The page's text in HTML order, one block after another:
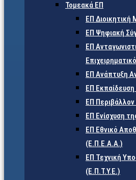
Τομεακά ΕΠ
ΕΠ Διοικητική
ΕΠ Ψηφιακή
ΕΠ
ΕΠ Ανάπτυξη
ΕΠ Εκπαίδευση
ΕΠ
ΕΠ Ενίσχυση
ΕΠ Εθνικό
(Ε.Π.Ε.Α.Α.)
ΕΠ Τεχνική
(Ε.Π.Τ.Υ.Ε.)